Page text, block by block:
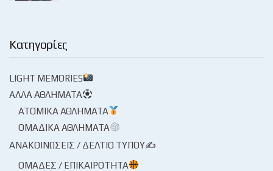
Κατηγορίες
LIGHT MEMORIES
ΆΛΛΑ ΑΘΛΉΜΑΤΑ
ΑΤΟΜΙΚΆ ΑΘΛΉΜΑΤΑ
ΟΜΑΔΙΚΆ ΑΘΛΉΜΑΤΑ
ΑΝΑΚΟΙΝΏΣΕΙΣ / ΔΕΛΤΊΟ ΤΎΠΟΥ✍
ΟΜΆΔΕΣ / ΕΠΙΚΑΙΡΌΤΗΤΑ